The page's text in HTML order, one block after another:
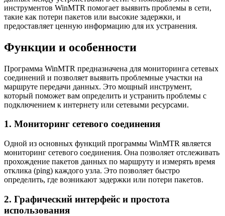
инструментов WinMTR помогает выявить проблемы в сети,
такие как потери пакетов или высокие задержки, и
предоставляет ценную информацию для их устранения.
Функции и особенности
Программа WinMTR предназначена для мониторинга сетевых
соединений и позволяет выявить проблемные участки на
маршруте передачи данных. Это мощный инструмент,
который поможет вам определить и устранить проблемы с
подключением к интернету или сетевыми ресурсами.
1. Мониторинг сетевого соединения
Одной из основных функций программы WinMTR является
мониторинг сетевого соединения. Она позволяет отслеживать
прохождение пакетов данных по маршруту и измерять время
отклика (ping) каждого узла. Это позволяет быстро
определить, где возникают задержки или потери пакетов.
2. Графический интерфейс и простота
использования